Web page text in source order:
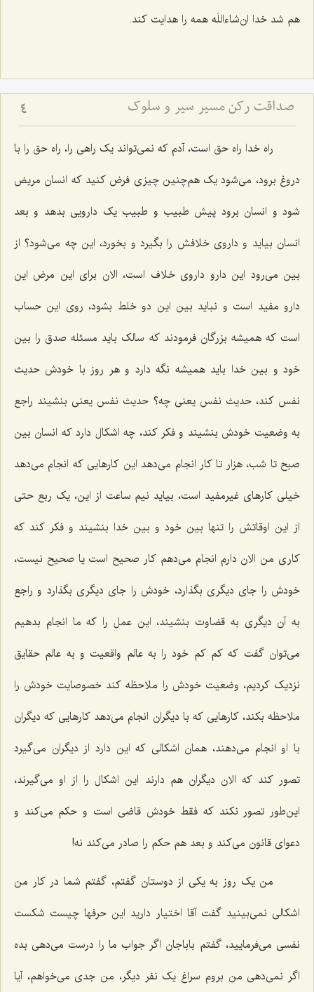
هم شد خدا ان‌شاءاللَه همه را هدایت کند.
صداقت رکن مسیر سیر و سلوک 4
راه خدا راه حق است، آدم که نمی‌تواند یک راهی را، راه حق را با
دروغ برود، می‌شود یک هم‌چنین چیزی فرض کنید که انسان مریض
شود و انسان برود پیش طبیب و طبیب یک دارویی بدهد و بعد
انسان بیاید و داروی خلافش را بگیرد و بخورد، این چه می‌شود؟ از
بین می‌رود این دارو داروی خلاف است، الان برای این مرض این
دارو مفید است و نباید بین این دو خلط بشود، روی این حساب
است که همیشه بزرگان فرمودند که سالک باید مسئله صدق را بین
خود و بین خدا باید همیشه نگه دارد و هر روز با خودش حدیث
نفس کند، حدیث نفس یعنی چه؟ حدیث نفس یعنی بنشیند راجع
به وضعیت خودش بنشیند و فکر کند، چه اشکال دارد که انسان بین
صبح تا شب، هزار تا کار انجام می‌دهد این کارهایی که انجام می‌دهد
خیلی کارهای غیرمفید است، بیاید نیم ساعت از این، یک ربع حتی
از این اوقاتش را تنها بین خود و بین خدا بنشیند و فکر کند که
کاری من الان دارم انجام می‌دهم کار صحیح است یا صحیح نیست،
خودش را جای دیگری بگذارد، خودش را جای دیگری بگذارد و راجع
به آن دیگری به قضاوت بنشیند، این عمل را که ما انجام بدهیم
می‌توان گفت که کم کم خود را به عالم واقعیت و به عالم حقایق
نزدیک کردیم، وضعیت خودش را ملاحظه کند خصوصایت خودش را
ملاحظه بکند، کارهایی که با دیگران انجام می‌دهد کارهایی که دیگران
با او انجام می‌دهند، همان اشکالی که این دارد از دیگران می‌گیرد
تصور کند که الان دیگران هم دارند این اشکال را از او می‌گیرند،
این‌طور تصور نکند که فقط خودش قاضی است و حکم می‌کند و
دعوای قانون می‌کند و بعد هم حکم را صادر می‌کند نه!
من یک روز به یکی از دوستان گفتم، گفتم شما در کار من
اشکالی نمی‌بینید گفت آقا اختیار دارید این حرفها چیست شکست
نفسی می‌فرمایید، گفتم باباجان اگر جواب ما را درست می‌دهی بده
اگر نمی‌دهی من بروم سراغ یک نفر دیگر، من جدی می‌خواهم، آیا